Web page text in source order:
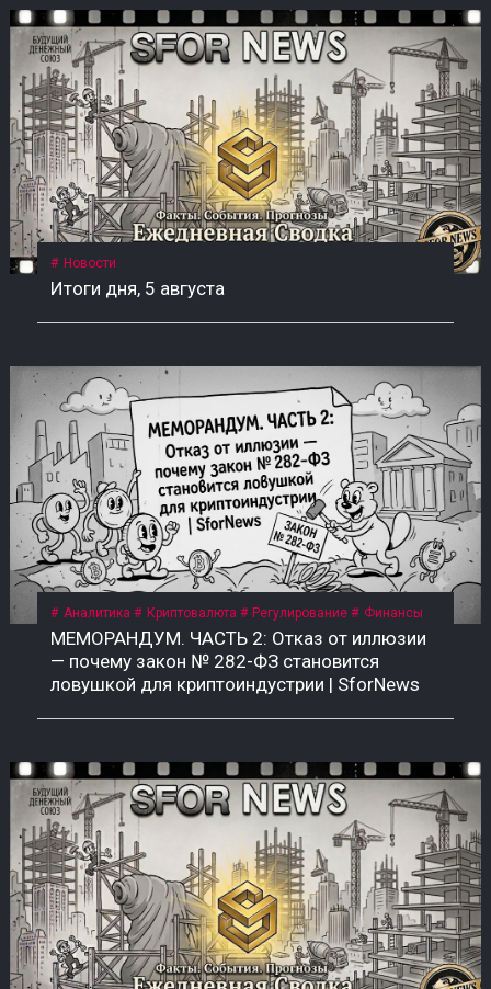
Новости
Итоги дня, 5 августа
Аналитика Криптовалюта Регулирование Финансы
МЕМОРАНДУМ. ЧАСТЬ 2: Отказ от иллюзии
— почему закон № 282-ФЗ становится
ловушкой для криптоиндустрии | SforNews